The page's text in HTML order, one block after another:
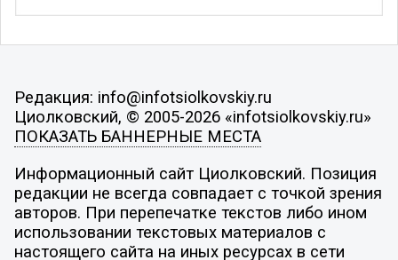
Редакция: info@infotsiolkovskiy.ru
Циолковский, © 2005-2026 «infotsiolkovskiy.ru»
ПОКАЗАТЬ БАННЕРНЫЕ МЕСТА
Информационный сайт Циолковский. Позиция
редакции не всегда совпадает с точкой зрения
авторов. При перепечатке текстов либо ином
использовании текстовых материалов с
настоящего сайта на иных ресурсах в сети